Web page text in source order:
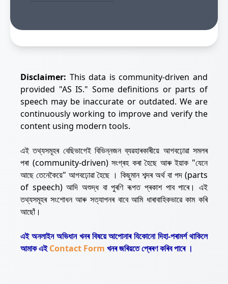
Disclaimer: This data is community-driven and
provided "AS IS." Some definitions or parts of
speech may be inaccurate or outdated. We are
continuously working to improve and verify the
content using modern tools.
এই তথ্যসমূহৰ বেছিভাগেই বিভিন্নজন ব্যৱহাৰকাৰীয়ে আগবঢ়োৱা সমলৰ
পৰা (community-driven) সংগ্ৰহ কৰা হৈছে আৰু ইয়াক "যেনে
আছে তেনেকৈয়ে" আগবঢ়োৱা হৈছে । কিছুমান শব্দৰ অৰ্থ বা পদ (parts
of speech) আদি অশুদ্ধ বা পুৰণি ৰূপত প্ৰকাশ পাব পাৰে। এই
তথ্যসমূহৰ সংশোধন আৰু সত্যাপনৰ বাবে আমি ধাৰাবাহিকভাৱে কাম কৰি
আছোঁ।
এই অনলাইন অভিধান খনৰ বিষয়ে আপোনাৰ যিকোনো দিহা-পৰামৰ্শ থাকিলে
আমাক এইContact Form খনৰ জৰিয়তে প্ৰেৰণ কৰিব পাৰে ।